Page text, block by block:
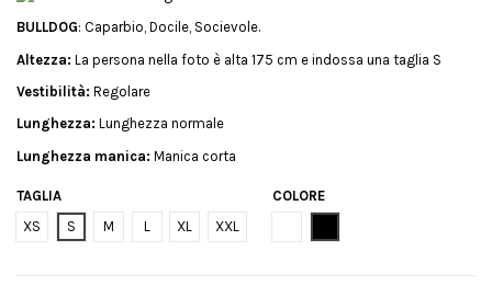
BULLDOG: Caparbio, Docile, Socievole.
Altezza: La persona nella foto è alta 175 cm e indossa una taglia S
Vestibilità: Regolare
Lunghezza: Lunghezza normale
Lunghezza manica: Manica corta
TAGLIA
XS
S M L XL XXL
COLORE